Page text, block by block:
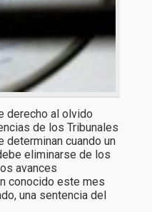
derecho al olvido
de los Tribunales
determinan cuando un
eliminarse de los
avances
conocido este mes
una sentencia del